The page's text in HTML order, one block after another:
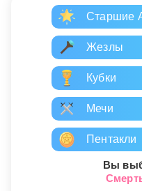
Старшие
Жезлы
Кубки
Мечи
Пентакли
Вы